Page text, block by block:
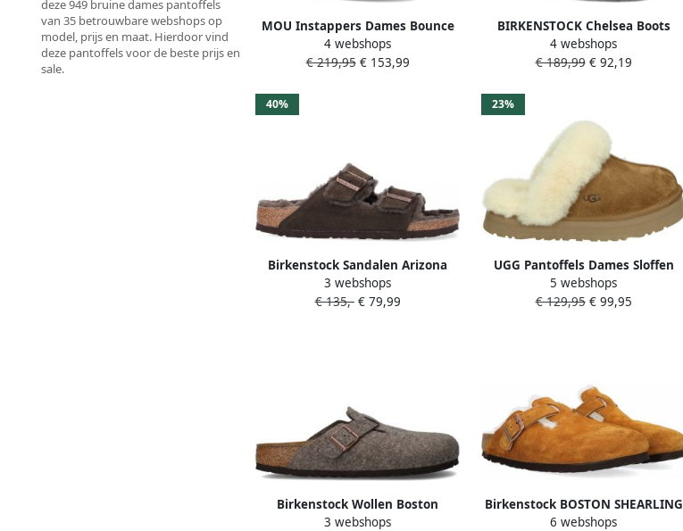
deze 949 bruine dames pantoffels
van 35 betrouwbare webshops op
model, prijs en maat. Hierdoor vind
deze pantoffels voor de beste prijs en
sale.
MOU Instappers Dames Bounce
Clog Maat: 38 Materiaal: Suède
Kleur: Cognac
4 webshops
€ 219,95€ 153,99
BIRKENSTOCK Chelsea Boots
Dames Highwood Slip On Mid W
Maat: 41 Materiaal: Suède Kleur:
4 webshops
€ 189,99€ 92,19
40%
Birkenstock Sandalen Arizona
Shearling Lined Suede Two-Strap
Sandals in bruin
3 webshops
€ 135,-€ 79,99
23%
UGG Pantoffels Dames Sloffen
Instappers Suède Harde zool
Dichte hiel Disquette Cognac
5 webshops
€ 129,95€ 99,95
Birkenstock Wollen Boston
Klompen Smalle Pasvorm Bruin
3 webshops
Birkenstock BOSTON SHEARLING
SUEDE LEATHER Dames
6 webshops